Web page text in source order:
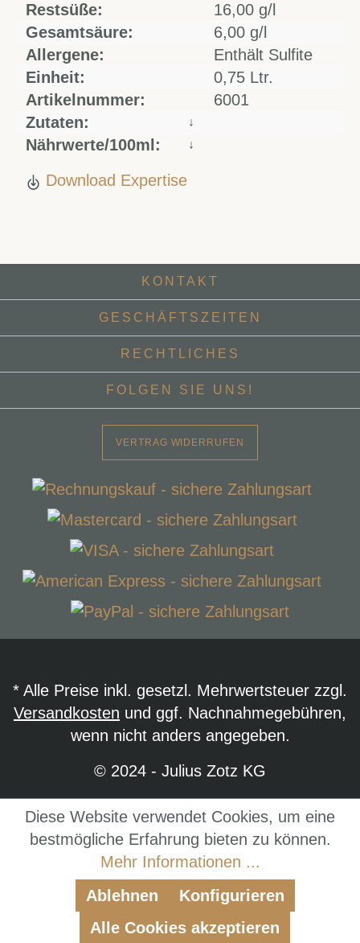
Restsüße:
16,00 g/l
Gesamtsäure:
6,00 g/l
Allergene:
Enthält Sulfite
Einheit:
0,75 Ltr.
Artikelnummer:
6001
Zutaten:
↓
Nährwerte/100ml: ↓
Download Expertise
KONTAKT
GESCHÄFTSZEITEN
RECHTLICHES
FOLGEN SIE UNS!
VERTRAG WIDERRUFEN
* Alle Preise inkl. gesetzl. Mehrwertsteuer zzgl.
Versandkosten und ggf. Nachnahmegebühren,
wenn nicht anders angegeben.
© 2024 - Julius Zotz KG
Diese Website verwendet Cookies, um eine
bestmögliche Erfahrung bieten zu können.
Mehr Informationen ...
Ablehnen
Konfigurieren
Alle Cookies akzeptieren